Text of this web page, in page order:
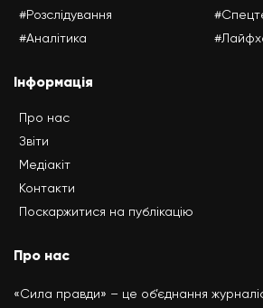
#Розслідування
#Аналітика
Інформація
Про нас
Звіти
Медіакіт
Контакти
Поскаржитися на публікацію
Про нас
«Сила правди» – це об’єднання